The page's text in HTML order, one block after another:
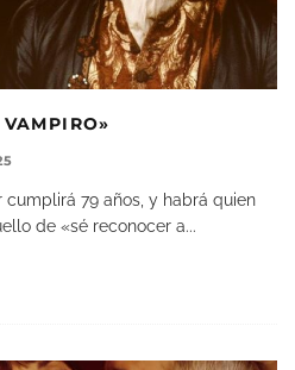
79 años, y habrá quien
de «sé reconocer a...